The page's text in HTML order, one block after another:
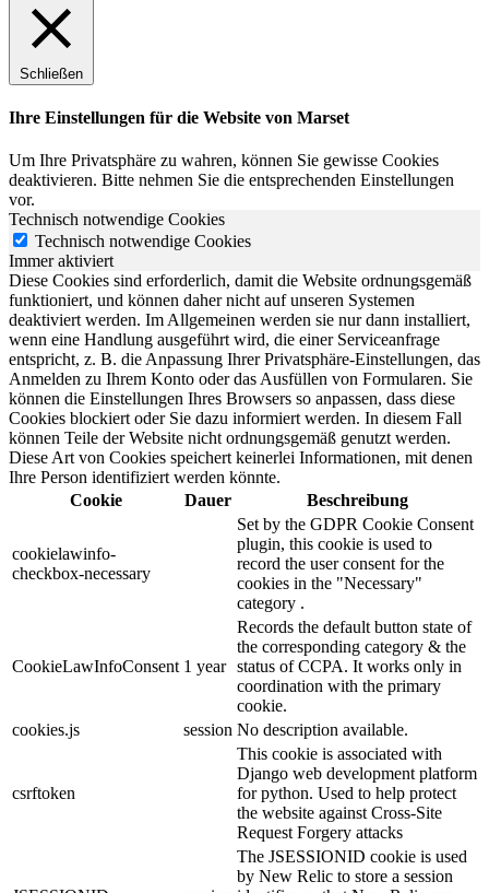
Schließen
Ihre Einstellungen für die Website von Marset
Um Ihre Privatsphäre zu wahren, können Sie gewisse Cookies
deaktivieren. Bitte nehmen Sie die entsprechenden Einstellungen
vor.
Technisch notwendige Cookies
Technisch notwendige Cookies
Immer aktiviert
Diese Cookies sind erforderlich, damit die Website ordnungsgemäß
funktioniert, und können daher nicht auf unseren Systemen
deaktiviert werden. Im Allgemeinen werden sie nur dann installiert,
wenn eine Handlung ausgeführt wird, die einer Serviceanfrage
entspricht, z. B. die Anpassung Ihrer Privatsphäre-Einstellungen, das
Anmelden zu Ihrem Konto oder das Ausfüllen von Formularen. Sie
können die Einstellungen Ihres Browsers so anpassen, dass diese
Cookies blockiert oder Sie dazu informiert werden. In diesem Fall
können Teile der Website nicht ordnungsgemäß genutzt werden.
Diese Art von Cookies speichert keinerlei Informationen, mit denen
Ihre Person identifiziert werden könnte.
Cookie
Dauer Beschreibung
cookielawinfo-
checkbox-necessary
Set by the GDPR Cookie Consent
plugin, this cookie is used to
record the user consent for the
cookies in the "Necessary"
category .
CookieLawInfoConsent 1 year
Records the default button state of
the corresponding category & the
status of CCPA. It works only in
coordination with the primary
cookie.
cookies.js
session No description available.
csrftoken
This cookie is associated with
Django web development platform
for python. Used to help protect
the website against Cross-Site
Request Forgery attacks
The JSESSIONID cookie is used
by New Relic to store a session